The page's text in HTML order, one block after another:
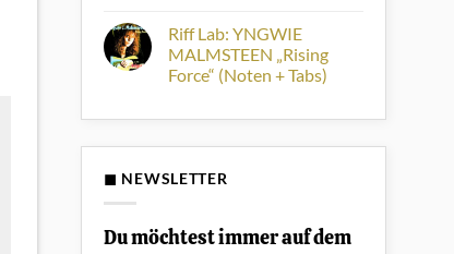
sind
–
und
oft
zu
DiMarzio
Super
Distortion
Geschichte
High-
Humbucker
Riff Lab: YNGWIE
MALMSTEEN „Rising
Force“ (Noten + Tabs)
zu
MALMSTEEN
+
◼ NEWSLETTER
Du möchtest immer auf dem